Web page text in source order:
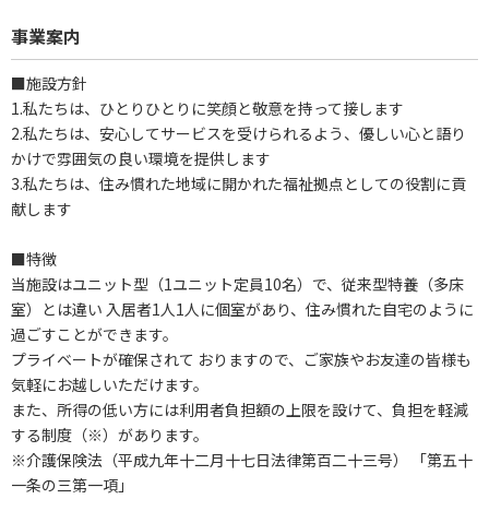
事業案内
■施設方針
1.私たちは、ひとりひとりに笑顔と敬意を持って接します
2.私たちは、安心してサービスを受けられるよう、優しい心と語り
かけで雰囲気の良い環境を提供します
3.私たちは、住み慣れた地域に開かれた福祉拠点としての役割に貢
献します
■特徴
当施設はユニット型（1ユニット定員10名）で、従来型特養（多床
室）とは違い 入居者1人1人に個室があり、住み慣れた自宅のように
過ごすことができます。
プライベートが確保されて おりますので、ご家族やお友達の皆様も
気軽にお越しいただけます。
また、所得の低い方には利用者負担額の上限を設けて、負担を軽減
する制度（※）があります。
※介護保険法（平成九年十二月十七日法律第百二十三号） 「第五十
一条の三第一項」